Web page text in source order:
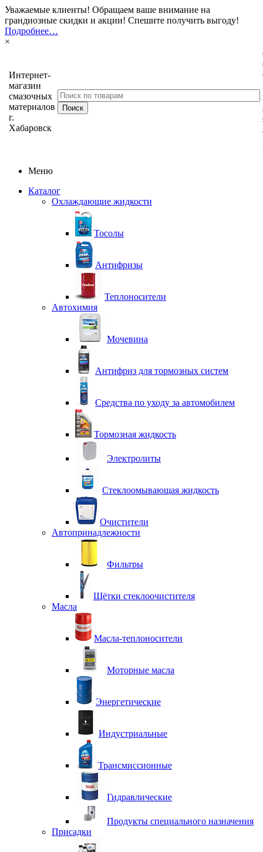
Уважаемые клиенты! Обращаем ваше внимание на
грандиозные скидки и акции! Спешите получить выгоду!
Подробнее…
×
Интернет-
магазин
смазочных
материалов
г.
Хабаровск
Меню
Каталог
Охлаждающие жидкости
Тосолы
Антифризы
Теплоносители
Автохимия
Мочевина
Антифриз для тормозных систем
Средства по уходу за автомобилем
Тормозная жидкость
Электролиты
Стеклоомывающая жидкость
Очистители
Автопринадлежности
Фильтры
Щётки стеклоочистителя
Масла
Масла-теплоносители
Моторные масла
Энергетические
Индустриальные
Трансмиссионные
Гидравлические
Продукты специального назначения
Присадки